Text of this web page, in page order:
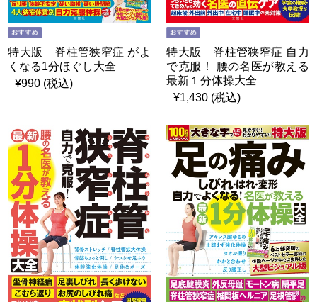
特大版 脊柱管狭窄症 がよ
くなる1分ほぐし大全
¥990 (税込)
特大版 脊柱管狭窄症 自力
で克服！ 腰の名医が教える
最新１分体操大全
¥1,430 (税込)